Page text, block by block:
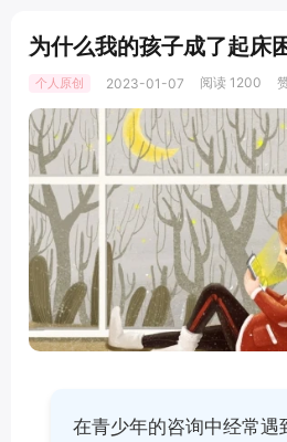
为什么我的孩子成了起床
个人原创 2023-01-07 阅读 1200
在青少年的咨询中经常遇